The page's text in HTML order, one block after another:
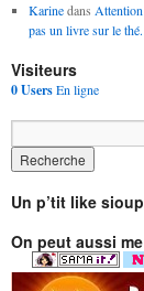
Karinedans
pas un livre sur le thé.
Visiteurs
0 UsersEn ligne
Un p’tit like
On peut aussi